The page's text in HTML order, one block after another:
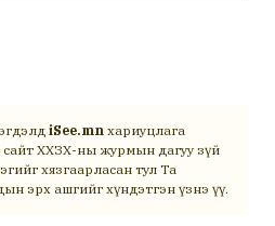
iSee.mn хариуцлага
сайт ХХЗХ-ны журмын дагуу зүй
хязгаарласан тул Та
эрх ашгийг хүндэтгэн үзнэ үү.